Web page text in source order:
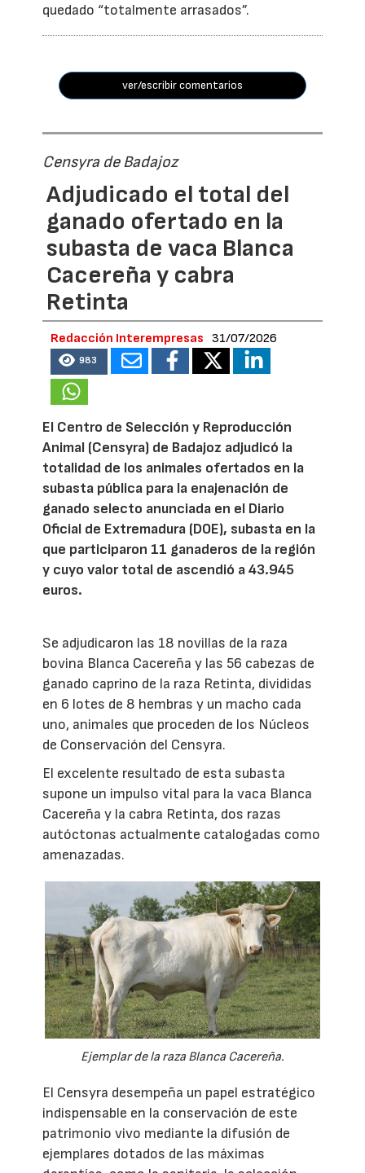
quedado “totalmente arrasados”.
ver/escribir comentarios
Censyra de Badajoz
Adjudicado el total del
ganado ofertado en la
subasta de vaca Blanca
Cacereña y cabra
Retinta
Redacción Interempresas 31/07/2026
983
El Centro de Selección y Reproducción
Animal (Censyra) de Badajoz adjudicó la
totalidad de los animales ofertados en la
subasta pública para la enajenación de
ganado selecto anunciada en el Diario
Oficial de Extremadura (DOE), subasta en la
que participaron 11 ganaderos de la región
y cuyo valor total de ascendió a 43.945
euros.
Se adjudicaron las 18 novillas de la raza
bovina Blanca Cacereña y las 56 cabezas de
ganado caprino de la raza Retinta, divididas
en 6 lotes de 8 hembras y un macho cada
uno, animales que proceden de los Núcleos
de Conservación del Censyra.
El excelente resultado de esta subasta
supone un impulso vital para la vaca Blanca
Cacereña y la cabra Retinta, dos razas
autóctonas actualmente catalogadas como
amenazadas.
Ejemplar de la raza Blanca Cacereña.
El Censyra desempeña un papel estratégico
indispensable en la conservación de este
patrimonio vivo mediante la difusión de
ejemplares dotados de las máximas